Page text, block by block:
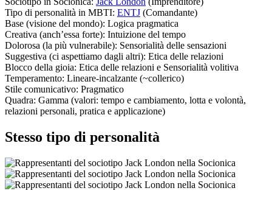
Tipo di personalità in MBTI: ENTJ (Comandante)
Base (visione del mondo): Logica pragmatica
Creativa (anch’essa forte): Intuizione del tempo
Dolorosa (la più vulnerabile): Sensorialità delle sensazioni
Suggestiva (ci aspettiamo dagli altri): Etica delle relazioni
Blocco della gioia: Etica delle relazioni e Sensorialità volitiva
Temperamento: Lineare-incalzante (~collerico)
Stile comunicativo: Pragmatico
Quadra: Gamma (valori: tempo e cambiamento, lotta e volontà,
relazioni personali, pratica e applicazione)
Stesso tipo di personalità